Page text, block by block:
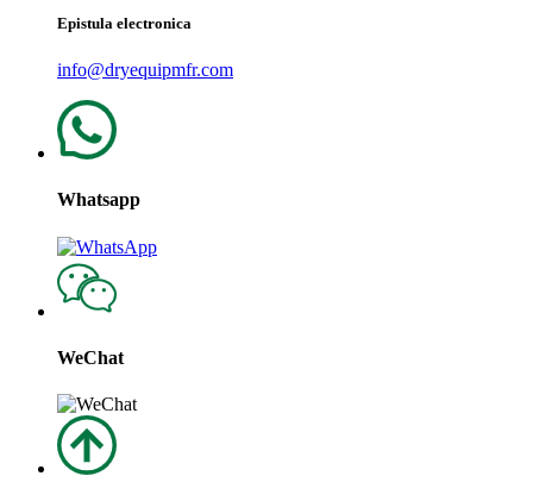
Epistula electronica
info@dryequipmfr.com
Whatsapp
WeChat